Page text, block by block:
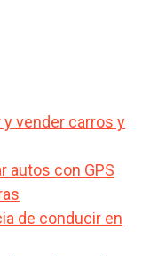
vender carros y
autos con GPS
de conducir en